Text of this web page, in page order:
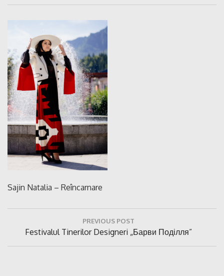
Sajin Natalia – Reîncarnare
articole
PREVIOUS POST
Previous
Post:
Festivalul Tinerilor Designeri „Барви Поділля”